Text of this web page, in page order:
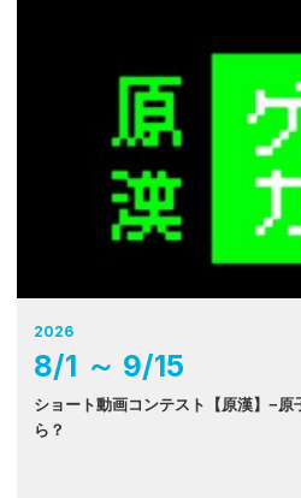
2026
8/1 ～ 9/15
ショート動画コンテスト【原漢】−
ら？